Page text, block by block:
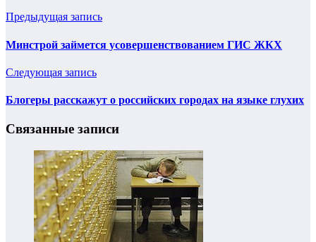
Предыдущая запись
Минстрой займется усовершенствованием ГИС ЖКХ
Следующая запись
Блогеры расскажут о российских городах на языке глухих
Связанные записи